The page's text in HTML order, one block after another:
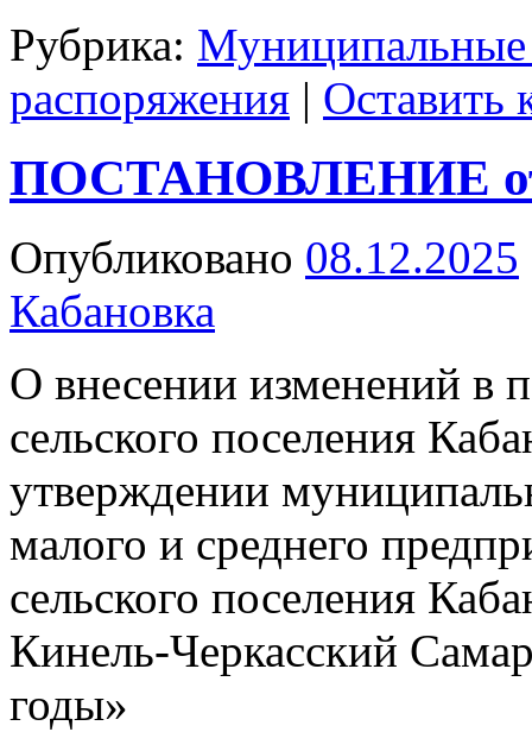
Рубрика:
распоряжения | Оставить
ПОСТАНОВЛЕНИЕ от
Опубликовано 08.12.2025
Кабановка
О внесении изменений в
сельского поселения
утверждении
малого и среднего
сельского поселения
Кинель-Черкасский
годы»